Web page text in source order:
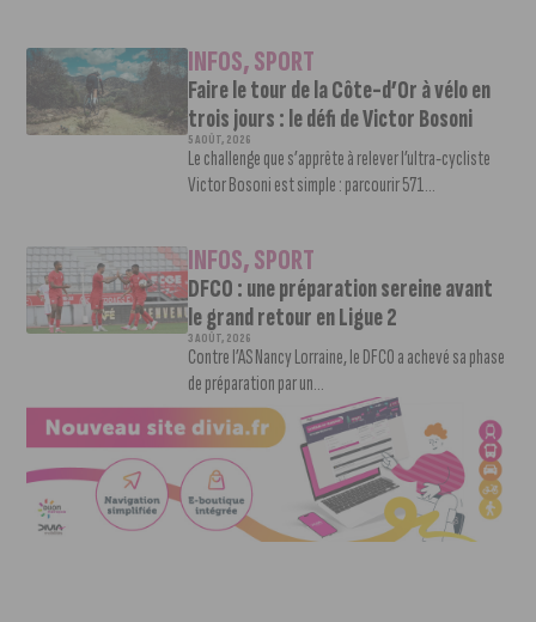
INFOS,SPORT
Faire le tour de la Côte-d’Or à vélo en
trois jours : le défi de Victor Bosoni
5 AOÛT, 2026
Le challenge que s’apprête à relever l’ultra-cycliste
Victor Bosoni est simple : parcourir 571...
INFOS,SPORT
DFCO : une préparation sereine avant
le grand retour en Ligue 2
3 AOÛT, 2026
Contre l’AS Nancy Lorraine, le DFCO a achevé sa phase
de préparation par un...